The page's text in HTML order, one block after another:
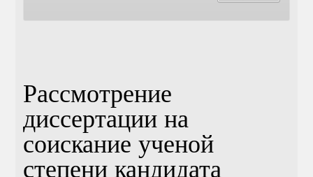
Рассмотрение
диссертации на
соискание ученой